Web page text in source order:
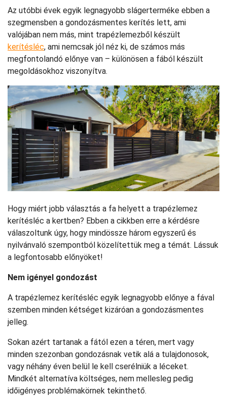
Az utóbbi évek egyik legnagyobb slágerterméke ebben a
szegmensben a gondozásmentes kerítés lett, ami
valójában nem más, mint trapézlemezből készült
kerítésléc, ami nemcsak jól néz ki, de számos más
megfontolandó előnye van – különösen a fából készült
megoldásokhoz viszonyítva.
Hogy miért jobb választás a fa helyett a trapézlemez
kerítésléc a kertben? Ebben a cikkben erre a kérdésre
válaszoltunk úgy, hogy mindössze három egyszerű és
nyilvánvaló szempontból közelítettük meg a témát. Lássuk
a legfontosabb előnyöket!
Nem igényel gondozást
A trapézlemez kerítésléc egyik legnagyobb előnye a fával
szemben minden kétséget kizáróan a gondozásmentes
jelleg.
Sokan azért tartanak a fától ezen a téren, mert vagy
minden szezonban gondozásnak vetik alá a tulajdonosok,
vagy néhány éven belül le kell cserélniük a léceket.
Mindkét alternatíva költséges, nem mellesleg pedig
időigényes problémakörnek tekinthető.